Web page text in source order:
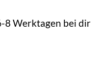
8 Werktagen bei dir